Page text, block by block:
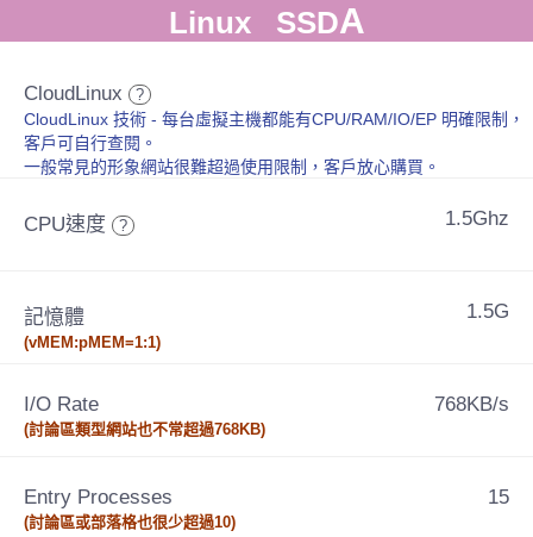
Linux SSDA
CloudLinux ?
CloudLinux 技術 - 每台虛擬主機都能有CPU/RAM/IO/EP 明確限制，
客戶可自行查閱。
一般常見的形象網站很難超過使用限制，客戶放心購買。
CPU速度 ? 1.5Ghz
記憶體
(vMEM:pMEM=1:1)
1.5G
I/O Rate
(討論區類型網站也不常超過768KB)
768KB/s
Entry Processes
(討論區或部落格也很少超過10)
15